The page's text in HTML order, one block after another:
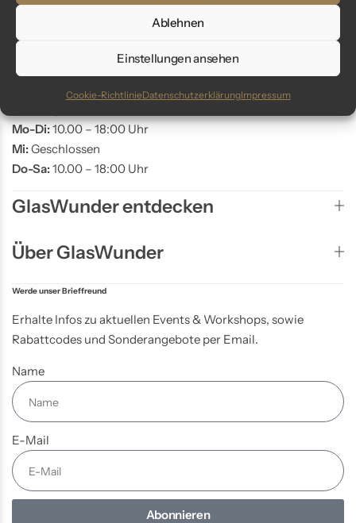
Ablehnen
Einstellungen ansehen
Cookie-RichtlinieDatenschutzerklärungImpressum
Store Coburg
Adresse:
96450 Coburg
Mo-Di:10.00 – 18:00 Uhr
Mi:Geschlossen
Do-Sa:10.00 – 18:00 Uhr
GlasWunder entdecken
Über GlasWunder
Werde unser Brieffreund
Erhalte Infos zu aktuellen Events & Workshops, sowie
Rabattcodes und Sonderangebote per Email.
Name
E-Mail
Abonnieren